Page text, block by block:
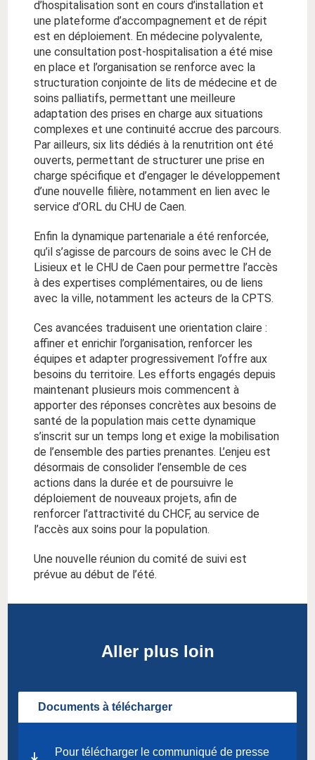
d’hospitalisation sont en cours d’installation et
une plateforme d’accompagnement et de répit
est en déploiement. En médecine polyvalente,
une consultation post-hospitalisation a été mise
en place et l’organisation se renforce avec la
structuration conjointe de lits de médecine et de
soins palliatifs, permettant une meilleure
adaptation des prises en charge aux situations
complexes et une continuité accrue des parcours.
Par ailleurs, six lits dédiés à la renutrition ont été
ouverts, permettant de structurer une prise en
charge spécifique et d’engager le développement
d’une nouvelle filière, notamment en lien avec le
service d’ORL du CHU de Caen.
Enfin la dynamique partenariale a été renforcée,
qu’il s’agisse de parcours de soins avec le CH de
Lisieux et le CHU de Caen pour permettre l’accès
à des expertises complémentaires, ou de liens
avec la ville, notamment les acteurs de la CPTS.
Ces avancées traduisent une orientation claire :
affiner et enrichir l’organisation, renforcer les
équipes et adapter progressivement l’offre aux
besoins du territoire. Les efforts engagés depuis
maintenant plusieurs mois commencent à
apporter des réponses concrètes aux besoins de
santé de la population mais cette dynamique
s’inscrit sur un temps long et exige la mobilisation
de l’ensemble des parties prenantes. L’enjeu est
désormais de consolider l’ensemble de ces
actions dans la durée et de poursuivre le
déploiement de nouveaux projets, afin de
renforcer l’attractivité du CHCF, au service de
l’accès aux soins pour la population.
Une nouvelle réunion du comité de suivi est
prévue au début de l’été.
Aller plus loin
Documents à télécharger
Pour télécharger le communiqué de presse